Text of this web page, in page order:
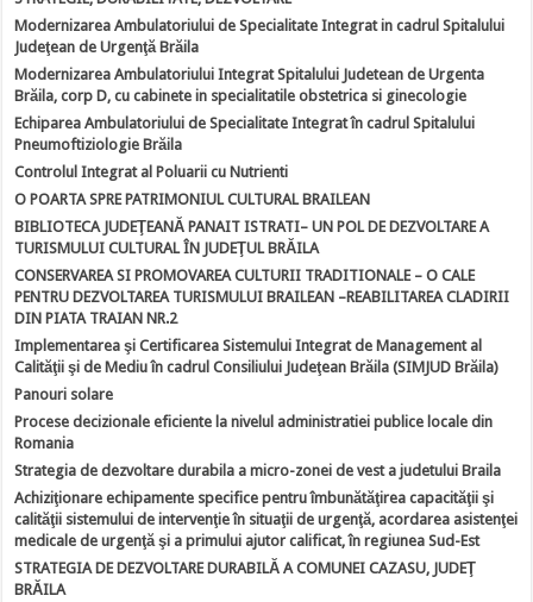
Modernizarea Ambulatoriului de Specialitate Integrat in cadrul Spitalului
Judeţean de Urgenţă Brăila
Modernizarea Ambulatoriului Integrat Spitalului Judetean de Urgenta
Brăila, corp D, cu cabinete in specialitatile obstetrica si ginecologie
Echiparea Ambulatoriului de Specialitate Integrat în cadrul Spitalului
Pneumoftiziologie Brăila
Controlul Integrat al Poluarii cu Nutrienti
O POARTA SPRE PATRIMONIUL CULTURAL BRAILEAN
BIBLIOTECA JUDEŢEANĂ PANAIT ISTRATI– UN POL DE DEZVOLTARE A
TURISMULUI CULTURAL ÎN JUDEŢUL BRĂILA
CONSERVAREA SI PROMOVAREA CULTURII TRADITIONALE – O CALE
PENTRU DEZVOLTAREA TURISMULUI BRAILEAN –REABILITAREA CLADIRII
DIN PIATA TRAIAN NR.2
Implementarea şi Certificarea Sistemului Integrat de Management al
Calităţii şi de Mediu în cadrul Consiliului Judeţean Brăila (SIMJUD Brăila)
Panouri solare
Procese decizionale eficiente la nivelul administratiei publice locale din
Romania
Strategia de dezvoltare durabila a micro-zonei de vest a judetului Braila
Achiziţionare echipamente specifice pentru îmbunătăţirea capacităţii şi
calităţii sistemului de intervenţie în situaţii de urgenţă, acordarea asistenţei
medicale de urgenţă şi a primului ajutor calificat, în regiunea Sud-Est
STRATEGIA DE DEZVOLTARE DURABILĂ A COMUNEI CAZASU, JUDEŢ
BRĂILA